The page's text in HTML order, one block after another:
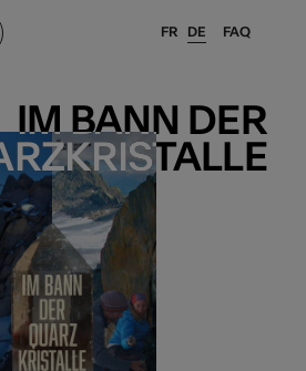
FAQ
FR DE
IM BANN DER
IM BANN DER